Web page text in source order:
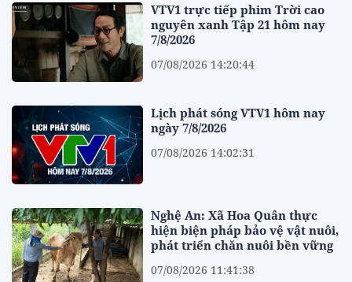
VTV1 trực tiếp phim Trời cao
nguyên xanh Tập 21 hôm nay
7/8/2026
07/08/2026 14:20:44
Lịch phát sóng VTV1 hôm nay
ngày 7/8/2026
07/08/2026 14:02:31
Nghệ An: Xã Hoa Quân thực
hiện biện pháp bảo vệ vật nuôi,
phát triển chăn nuôi bền vững
07/08/2026 11:41:38